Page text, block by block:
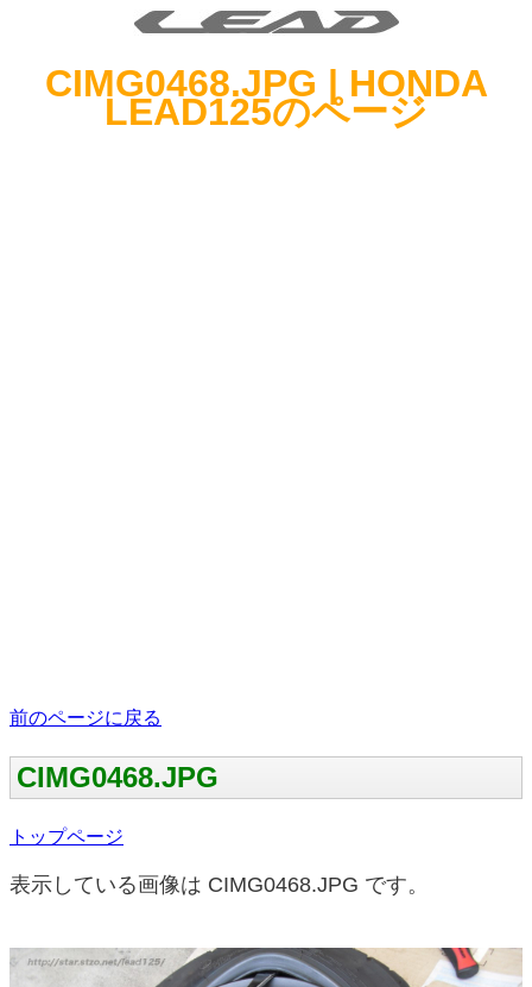
CIMG0468.JPG | HONDA
LEAD125のページ
前のページに戻る
CIMG0468.JPG
トップページ
表示している画像は CIMG0468.JPG です。